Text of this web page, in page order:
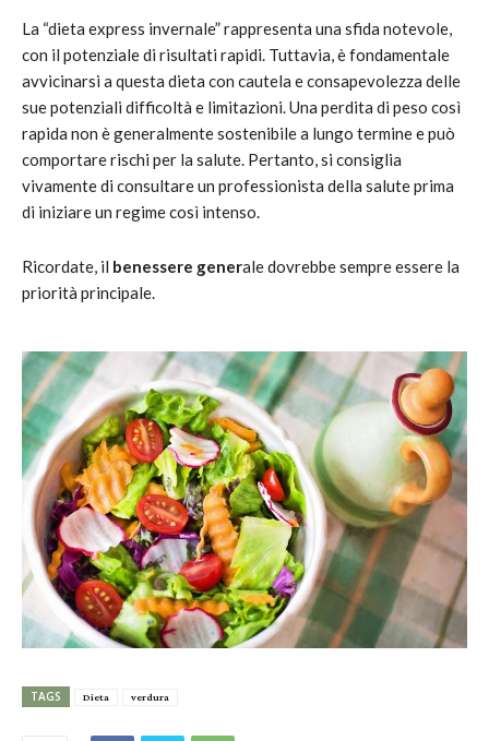
La “dieta express invernale” rappresenta una sfida notevole,
con il potenziale di risultati rapidi. Tuttavia, è fondamentale
avvicinarsi a questa dieta con cautela e consapevolezza delle
sue potenziali difficoltà e limitazioni. Una perdita di peso così
rapida non è generalmente sostenibile a lungo termine e può
comportare rischi per la salute. Pertanto, si consiglia
vivamente di consultare un professionista della salute prima
di iniziare un regime così intenso.
Ricordate, il benessere generale dovrebbe sempre essere la
priorità principale.
TAGS Dieta verdura